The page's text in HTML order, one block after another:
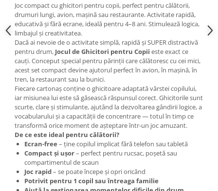
Joc compact cu ghicitori pentru copii, perfect pentru călătorii,
drumuri lungi, avion, mașină sau restaurante. Activitate rapidă,
educativă și fără ecrane, ideală pentru 4–8 ani. Stimulează logica,
limbajul și creativitatea.
Dacă ai nevoie de o activitate simplă, rapidă și SUPER distractivă
pentru drum, Jocul de Ghicitori pentru Copii este exact ce
cauți. Conceput special pentru părinții care călătoresc cu cei mici,
acest set compact devine ajutorul perfect în avion, în mașină, în
tren, la restaurant sau la bunici.
Fiecare cartonaș conține o ghicitoare adaptată vârstei copilului,
iar misiunea lui este să găsească răspunsul corect. Ghicitorile sunt
scurte, clare și stimulante, ajutând la dezvoltarea gândirii logice, a
vocabularului și a capacității de concentrare — totul în timp ce
transformă orice moment de așteptare într-un joc amuzant.
De ce este ideal pentru călătorii?
Ecran-free – ține copilul implicat fără telefon sau tabletă
Compact și ușor– perfect pentru rucsac, poșetă sau
compartimentul de scaun
Joc rapid– se poate începe și opri oricând
Potrivit pentru 1 copil sau întreaga familie